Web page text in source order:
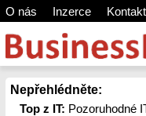
O nás Inzerce Kontakt
Nepřehlédněte:
Top z IT: Pozoruhodné